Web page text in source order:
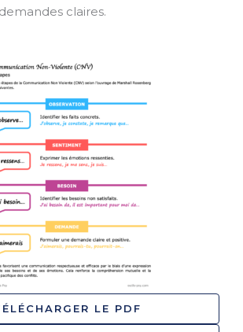
claires.
LE PDF